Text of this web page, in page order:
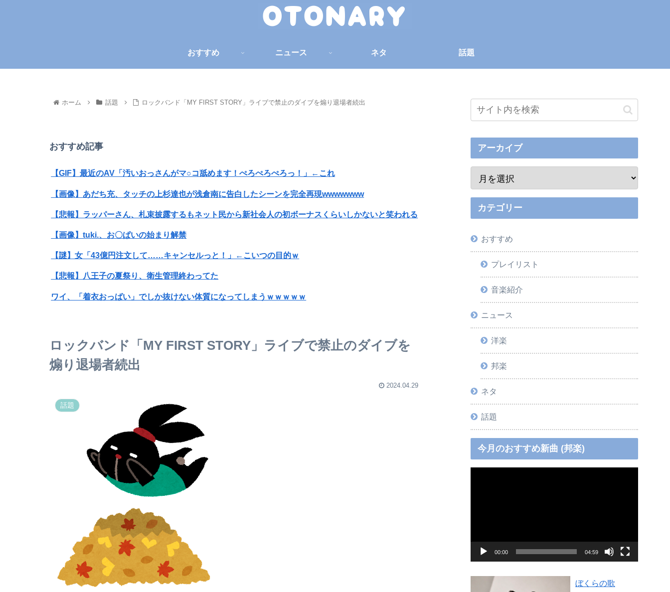
おすすめ ニュース ネタ 話題
ホーム 話題 ロックバンド「MY FIRST STORY」ライブで禁止のダイブを煽り退場者続出
おすすめ記事
【GIF】最近のAV「汚いおっさんがマ○コ舐めます！ぺろぺろぺろっ！」←これ
【画像】あだち充、タッチの上杉達也が浅倉南に告白したシーンを完全再現wwwwwww
【悲報】ラッパーさん、札束披露するもネット民から新社会人の初ボーナスくらいしかないと笑われる
【画像】tuki.、お〇ぱいの始まり解禁
【謎】女「43億円注文して……キャンセルっと！」←こいつの目的ｗ
【悲報】八王子の夏祭り、衛生管理終わってた
ワイ、「着衣おっばい」でしか抜けない体質になってしまうｗｗｗｗｗ
【衝撃】34歳ニート、『エロ漫画』で人生逆転
【放送事故】フジテレビ、女子大生を大量投入して闇深エロ番組ｗｗｗｗ
【画像】アメリカ人「葬送のフリーレンのコスプレしてみた結果」⇒！！
【朗報】ヒロアカのこの女の子、くっそ可愛いｗｗｗｗｗｗｗｗｗ(画像あり)
病院の待合室で子供がドタバタ走ってギャーギャー騒いでても親はスマホポチポチか談笑で放置
ワイ、「着衣おっばい」でしか抜けない体質になってしまうｗｗｗｗｗ
ロックバンド「MY FIRST STORY」ライブで禁止のダイブを
煽り退場者続出
2024.04.29
話題
アーカイブ
カテゴリー
おすすめ
プレイリスト
音楽紹介
ニュース
洋楽
邦楽
ネタ
話題
今月のおすすめ新曲 (邦楽)
ー
00:00 04:59
ぼくらの歌